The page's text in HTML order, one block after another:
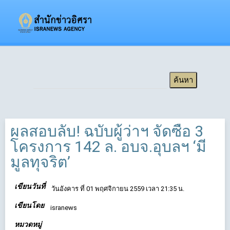
ผลสอบลับ! ฉบับผู้ว่าฯ จัดซื้อ 3
โครงการ 142 ล. อบจ.อุบลฯ ‘มี
มูลทุจริต’
เขียนวันที่ วันอังคาร ที่ 01 พฤศจิกายน 2559 เวลา 21:35 น.
เขียนโดย isranews
หมวดหมู่